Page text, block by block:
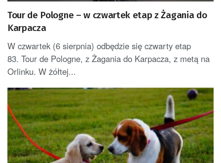
Tour de Pologne – w czwartek etap z Żagania do
Karpacza
W czwartek (6 sierpnia) odbędzie się czwarty etap
83. Tour de Pologne, z Żagania do Karpacza, z metą na
Orlinku. W żółtej...